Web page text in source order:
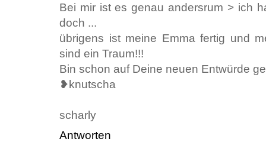
Bei mir ist es genau andersrum > ich
doch ...
übrigens ist meine Emma fertig und
sind ein Traum!!!
Bin schon auf Deine neuen Entwürde
❥knutscha
scharly
Antworten